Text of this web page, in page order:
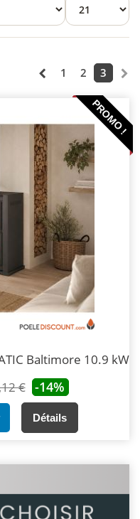
1 2 3
PROMO !
Baltimore 10.9 kW
€ -14%
Détails